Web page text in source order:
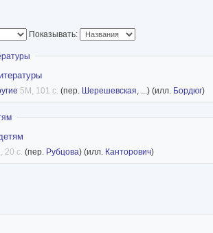
Показывать:
5M, 101 с. (пер. Шерешевская, ...) (илл. Бордюг)
20 с. (пер. Рубцова) (илл. Канторович)